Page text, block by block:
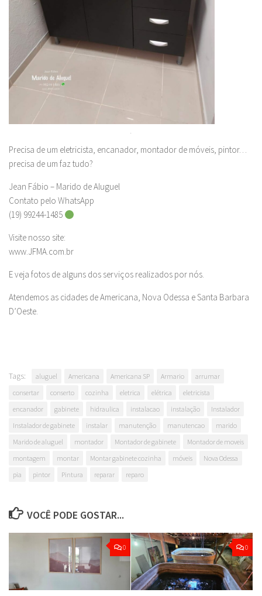
.
Precisa de um eletricista, encanador, montador de móveis, pintor…
precisa de um faz tudo?
Jean Fábio – Marido de Aluguel
Contato pelo WhatsApp
(19) 99244-1485
Visite nosso site:
www.JFMA.com.br
E veja fotos de alguns dos serviços realizados por nós.
Atendemos as cidades de Americana, Nova Odessa e Santa Barbara
D’Oeste.
Tags: aluguel Americana Americana SP Armario
arrumar
consertar
conserto cozinha eletrica elétrica
eletricista
encanador
gabinete hidraulica instalacao instalação
Instalador
Instalador de gabinete
instalar manutenção manutencao
marido
Marido de aluguel
montador Montador de gabinete
Montador de moveis
montagem
montar Montar gabinete cozinha móveis
Nova Odessa
pia
pintor Pintura reparar reparo
VOCÊ PODE GOSTAR...
0 0